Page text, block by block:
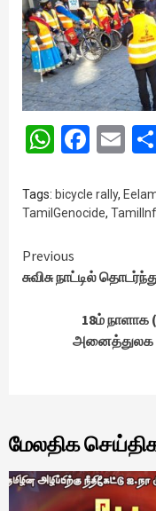
Tags: bicycle rally,
TamilGenocide,
Continue
Reading
Previous
சுவிசு நாட்டில்
18ம் நாளாக
அனைத்துலக
மேலதிக